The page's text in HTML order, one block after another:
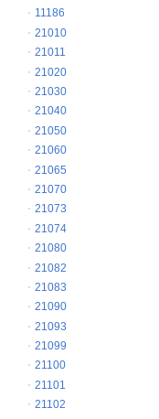
11186
21010
21011
21020
21030
21040
21050
21060
21065
21070
21073
21074
21080
21082
21083
21090
21093
21099
21100
21101
21102